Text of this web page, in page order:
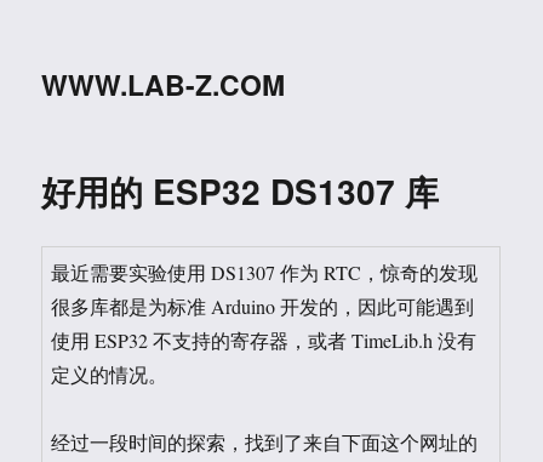
WWW.LAB-Z.COM
好用的 ESP32 DS1307 库
最近需要实验使用 DS1307 作为 RTC，惊奇的发现
很多库都是为标准 Arduino 开发的，因此可能遇到
使用 ESP32 不支持的寄存器，或者 TimeLib.h 没有
定义的情况。
经过一段时间的探索，找到了来自下面这个网址的